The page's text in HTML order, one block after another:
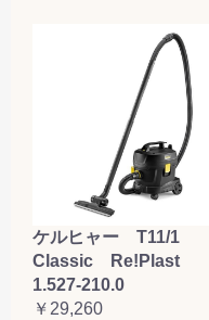
ケルヒャー T11/1
Classic Re!Plast
1.527-210.0
￥29,260